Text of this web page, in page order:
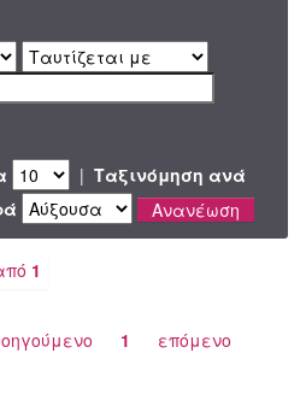
| Ταξινόμηση ανά
1
1 επόμενο